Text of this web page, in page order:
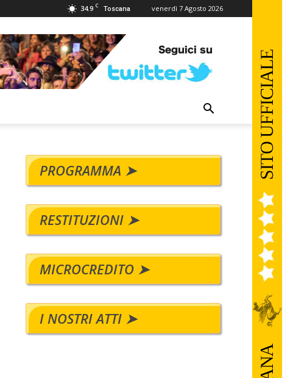
34.9 C Toscana venerdì 7 Agosto 2026
PROGRAMMA ➤
RESTITUZIONI ➤
MICROCREDITO ➤
I NOSTRI ATTI ➤